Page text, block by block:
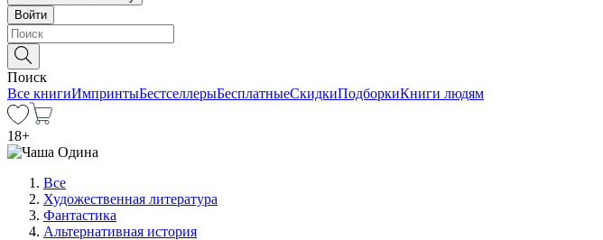
Войти
Поиск
Все книгиИмпринтыБестселлерыБесплатныеСкидкиПодборкиКниги людям
18+
Все
Художественная литература
Фантастика
Альтернативная история